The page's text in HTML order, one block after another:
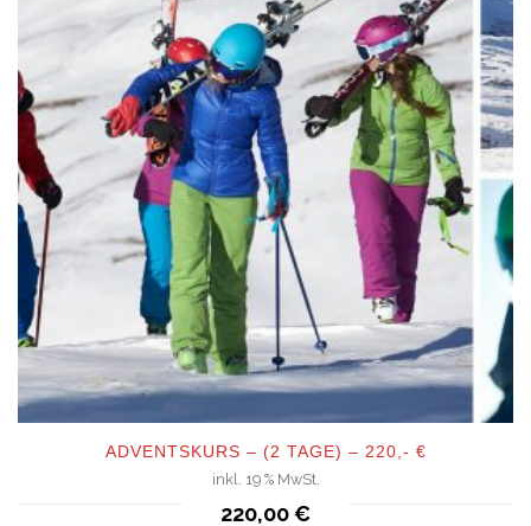
QUICKVIEW
ADVENTSKURS – (2 TAGE) – 220,- €
inkl. 19 % MwSt.
220,00€